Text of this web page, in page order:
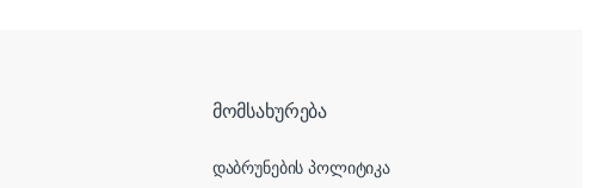
მომსახურება
დაბრუნების პოლიტიკა